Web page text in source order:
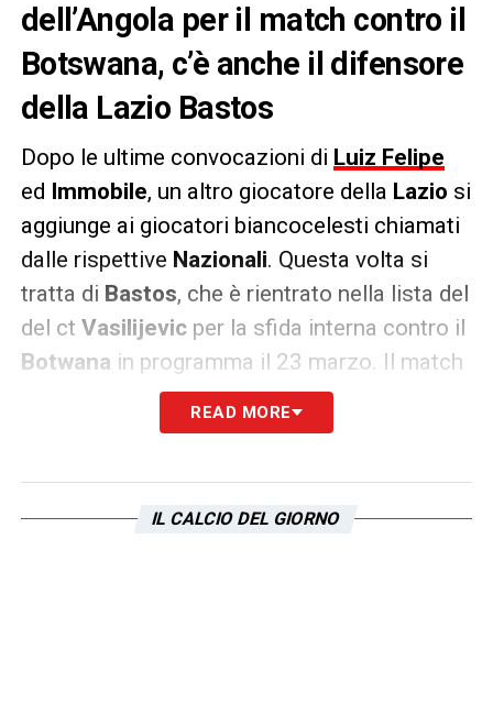
dell’Angola per il match contro il
Botswana, c’è anche il difensore
della Lazio Bastos
Dopo le ultime convocazioni di Luiz Felipe
ed Immobile, un altro giocatore della Lazio si
aggiunge ai giocatori biancocelesti chiamati
dalle rispettive Nazionali. Questa volta si
tratta di Bastos, che è rientrato nella lista del
del ct Vasilijevicper la sfida interna contro il
Botwana in programma il 23 marzo. Il match
è di vitale importante per la selezione
angolana, considerando che è l’ultima
dovranno difendere il prezioso vantaggio di
READ MORE
IL CALCIO DEL GIORNO